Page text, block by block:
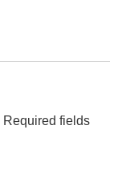
Required fields